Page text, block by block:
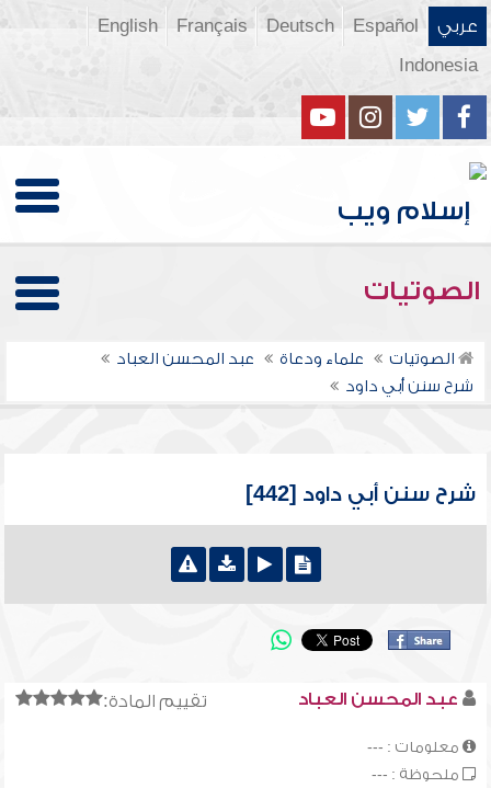
عربي Español
Deutsch
Français
English
Indonesia
الصوتيات
الصوتيات علماء ودعاة
عبد المحسن العباد
شرح سنن أبي داود
شرح سنن أبي داود [442]
تقييم المادة: عبد المحسن العباد
معلومات : ---
ملحوظة : ---